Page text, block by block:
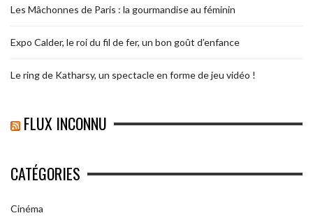
Les Mâchonnes de Paris : la gourmandise au féminin
Expo Calder, le roi du fil de fer, un bon goût d’enfance
Le ring de Katharsy, un spectacle en forme de jeu vidéo !
FLUX INCONNU
CATÉGORIES
Cinéma